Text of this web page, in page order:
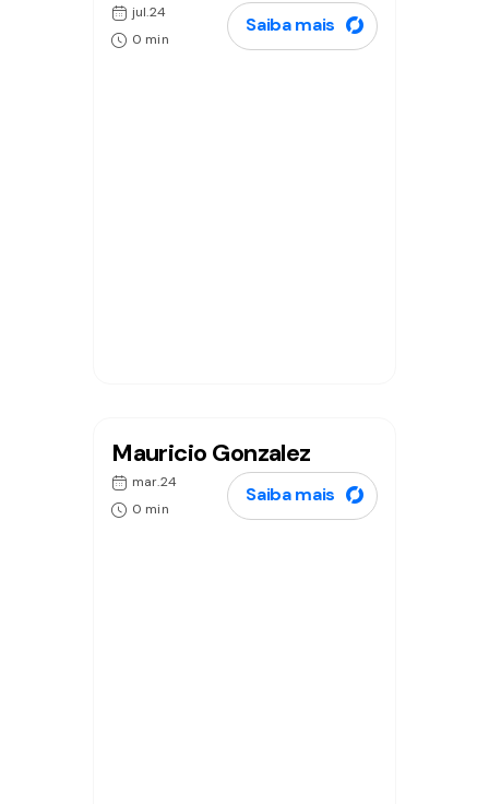
jul.24
0 min
Saiba mais
Mauricio Gonzalez
mar.24
0 min
Saiba mais